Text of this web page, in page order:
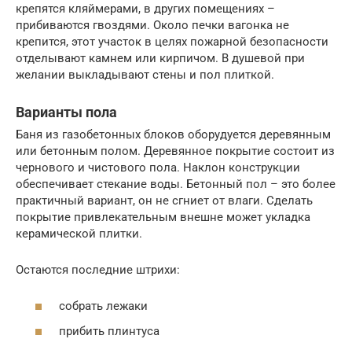
крепятся кляймерами, в других помещениях –
прибиваются гвоздями. Около печки вагонка не
крепится, этот участок в целях пожарной безопасности
отделывают камнем или кирпичом. В душевой при
желании выкладывают стены и пол плиткой.
Варианты пола
Баня из газобетонных блоков оборудуется деревянным
или бетонным полом. Деревянное покрытие состоит из
чернового и чистового пола. Наклон конструкции
обеспечивает стекание воды. Бетонный пол – это более
практичный вариант, он не сгниет от влаги. Сделать
покрытие привлекательным внешне может укладка
керамической плитки.
Остаются последние штрихи:
собрать лежаки
прибить плинтуса